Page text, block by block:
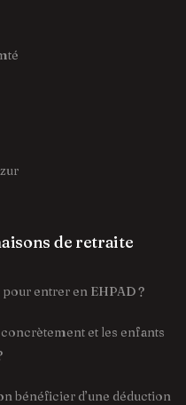
de retraite
entrer en EHPAD ?
et les enfants
bénéficier d’une déduction